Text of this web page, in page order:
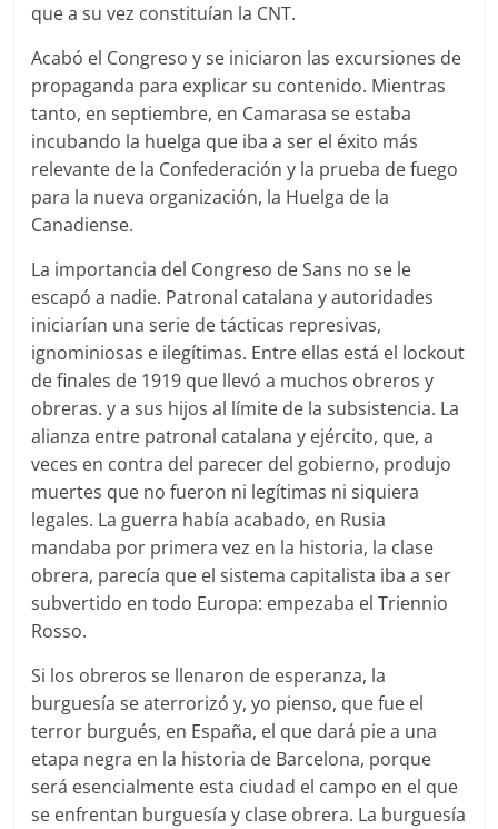
que a su vez constituían la CNT.
Acabó el Congreso y se iniciaron las excursiones de
propaganda para explicar su contenido. Mientras
tanto, en septiembre, en Camarasa se estaba
incubando la huelga que iba a ser el éxito más
relevante de la Confederación y la prueba de fuego
para la nueva organización, la Huelga de la
Canadiense.
La importancia del Congreso de Sans no se le
escapó a nadie. Patronal catalana y autoridades
iniciarían una serie de tácticas represivas,
ignominiosas e ilegítimas. Entre ellas está el lockout
de finales de 1919 que llevó a muchos obreros y
obreras. y a sus hijos al límite de la subsistencia. La
alianza entre patronal catalana y ejército, que, a
veces en contra del parecer del gobierno, produjo
muertes que no fueron ni legítimas ni siquiera
legales. La guerra había acabado, en Rusia
mandaba por primera vez en la historia, la clase
obrera, parecía que el sistema capitalista iba a ser
subvertido en todo Europa: empezaba el Triennio
Rosso.
Si los obreros se llenaron de esperanza, la
burguesía se aterrorizó y, yo pienso, que fue el
terror burgués, en España, el que dará pie a una
etapa negra en la historia de Barcelona, porque
será esencialmente esta ciudad el campo en el que
se enfrentan burguesía y clase obrera. La burguesía